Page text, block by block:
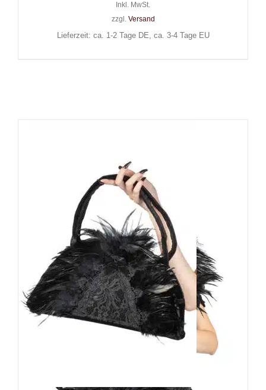
Inkl. MwSt.
zzgl. Versand
Lieferzeit: ca. 1-2 Tage DE, ca. 3-4 Tage EU